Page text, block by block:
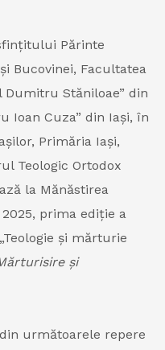
Părinte
Bucovinei, Facultatea
Dumitru Stăniloae” din
Ioan Cuza” din Iași, în
Primăria Iași,
Teologic Ortodox
la Mănăstirea
prima ediție a
și mărturie
și
următoarele repere